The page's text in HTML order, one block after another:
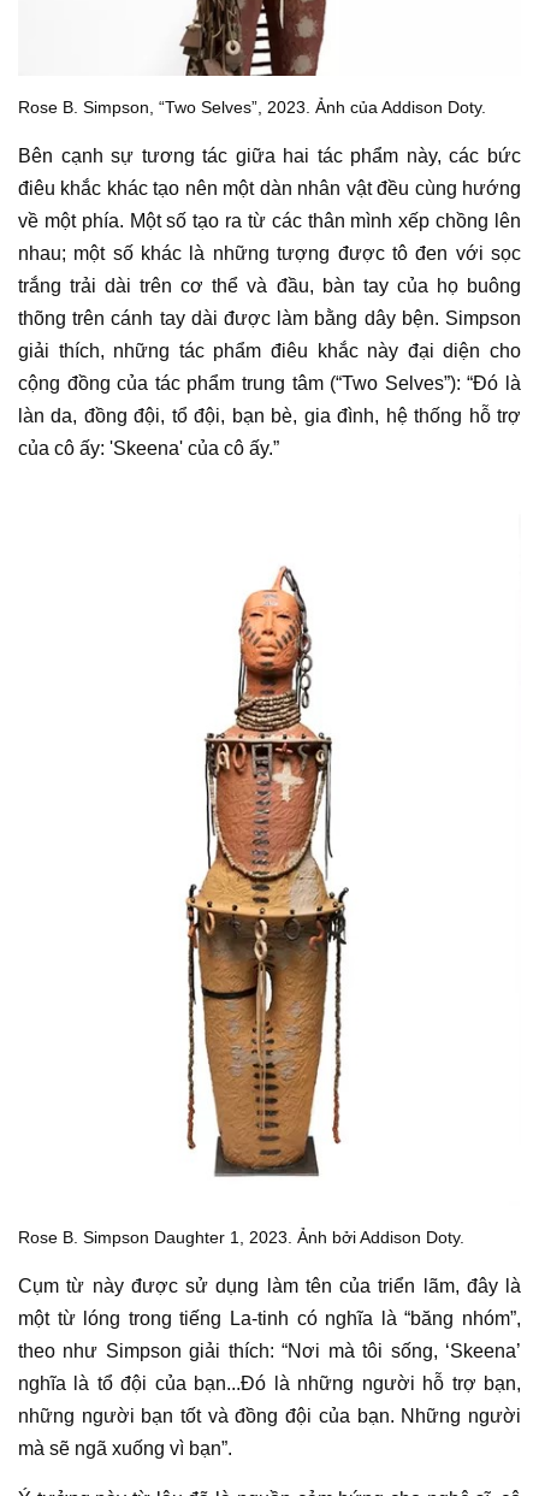
Rose B. Simpson, “Two Selves”, 2023. Ảnh của Addison Doty.
Bên cạnh sự tương tác giữa hai tác phẩm này, các bức
điêu khắc khác tạo nên một dàn nhân vật đều cùng hướng
về một phía. Một số tạo ra từ các thân mình xếp chồng lên
nhau; một số khác là những tượng được tô đen với sọc
trắng trải dài trên cơ thể và đầu, bàn tay của họ buông
thõng trên cánh tay dài được làm bằng dây bện. Simpson
giải thích, những tác phẩm điêu khắcnày đại diện cho
cộng đồng của tác phẩm trung tâm (“Two Selves”): “Đó là
làn da, đồng đội, tổ đội, bạn bè, gia đình, hệ thống hỗ trợ
của cô ấy: 'Skeena' của cô ấy.”
Rose B. Simpson Daughter 1, 2023. Ảnh bởi Addison Doty.
Cụm từ này được sử dụng làm tên củatriển lãm, đây là
một từ lóng trong tiếng La-tinh có nghĩa là “băng nhóm”,
theo như Simpson giải thích: “Nơi mà tôi sống, ‘Skeena’
nghĩa là tổ đội của bạn...Đó là những người hỗ trợ bạn,
những người bạn tốt và đồng đội của bạn. Những người
mà sẽ ngã xuống vì bạn”.